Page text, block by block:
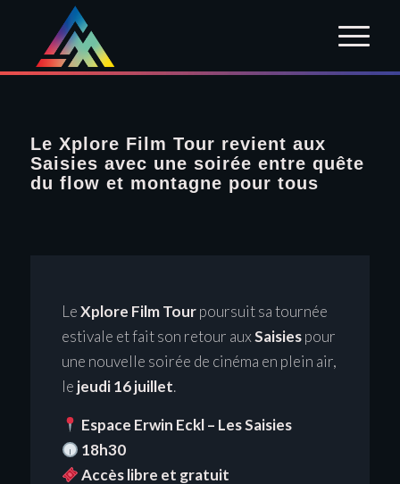
Le Xplore Film Tour revient aux
Saisies avec une soirée entre quête
du flow et montagne pour tous
LeXplore Film Tourpoursuit sa tournée
estivale et fait son retour auxSaisiespour
une nouvelle soirée de cinéma en plein air,
le jeudi 16 juillet.
Espace Erwin Eckl – Les Saisies
18h30
Accès libre et gratuit